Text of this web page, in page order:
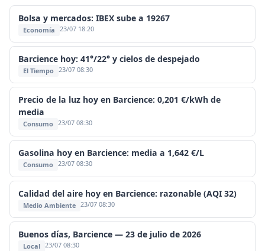
Bolsa y mercados: IBEX sube a 19267
Economía 23/07 18:20
Barcience hoy: 41°/22° y cielos de despejado
El Tiempo 23/07 08:30
Precio de la luz hoy en Barcience: 0,201 €/kWh de
media
Consumo 23/07 08:30
Gasolina hoy en Barcience: media a 1,642 €/L
Consumo 23/07 08:30
Calidad del aire hoy en Barcience: razonable (AQI 32)
Medio Ambiente 23/07 08:30
Buenos días, Barcience — 23 de julio de 2026
Local 23/07 08:30